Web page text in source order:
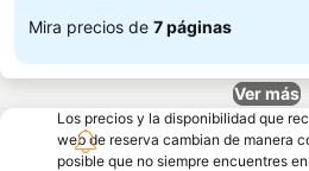
Mira precios de 7 páginas
Ver más
Los precios y la disponibilidad que
web de reserva cambian de manera
posible que no siempre encuentres